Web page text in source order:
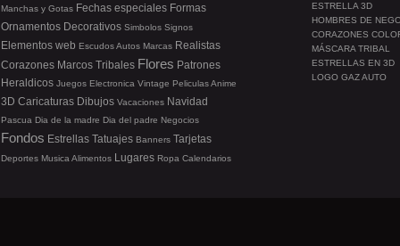
ESTRELLA 3D
HOMBRES DE
CORAZONES
MÁSCARA TRIBAL
ESTRELLAS EN 3D
LOGO GAZ AUTO
Manchas y Gotas Fechas especiales Formas
Ornamentos Decorativos Simbolos Signos
Elementos web EscudosAutos Marcas Realistas
Corazones Marcos Tribales Flores Patrones
Heraldicos Juegos Electronica Vintage PeliculasAnime
3D Caricaturas Dibujos Vacaciones Navidad
Pascua Dia de la madre Dia del padre Negocios
Fondos Estrellas Tatuajes Banners Tarjetas
Deportes Musica Alimentos Lugares Ropa Calendarios